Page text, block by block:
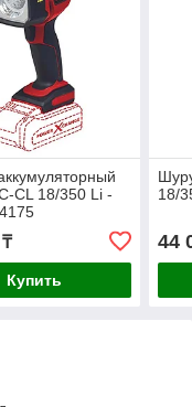
CL 18/350 Li -
Купить
18/
44